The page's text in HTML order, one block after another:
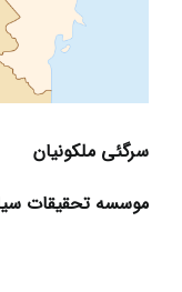
سرگئی ملکونیان
موسسه تحقیقات